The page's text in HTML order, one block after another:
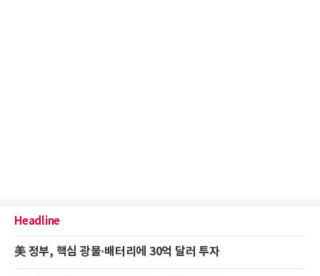
Headline
美 정부, 핵심 광물·배터리에 30억 달러 투자